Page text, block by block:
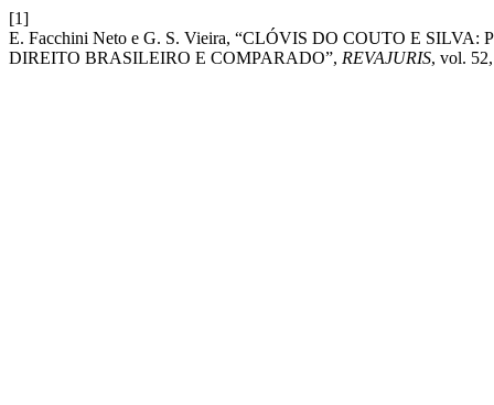
[1]
E. Facchini Neto e G. S. Vieira, “CLÓVIS DO COUTO E
DIREITO BRASILEIRO E COMPARADO”, REVAJURIS, vol.